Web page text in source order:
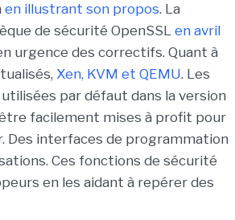
en illustrant son propos. La
de sécurité OpenSSLen avril
urgence des correctifs. Quant à
Xen, KVM et QEMU. Les
par défaut dans la version
être facilement mises à profit pour
Des interfaces de programmation
Ces fonctions de sécurité
en les aidant à repérer des